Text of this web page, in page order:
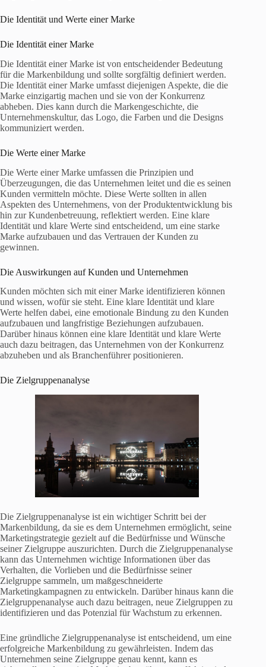
Die Identität und Werte einer Marke
Die Identität einer Marke
Die Identität einer Marke ist von entscheidender Bedeutung
für die Markenbildung und sollte sorgfältig definiert werden.
Die Identität einer Marke umfasst diejenigen Aspekte, die die
Marke einzigartig machen und sie von der Konkurrenz
abheben. Dies kann durch die Markengeschichte, die
Unternehmenskultur, das Logo, die Farben und die Designs
kommuniziert werden.
Die Werte einer Marke
Die Werte einer Marke umfassen die Prinzipien und
Überzeugungen, die das Unternehmen leitet und die es seinen
Kunden vermitteln möchte. Diese Werte sollten in allen
Aspekten des Unternehmens, von der Produktentwicklung bis
hin zur Kundenbetreuung, reflektiert werden. Eine klare
Identität und klare Werte sind entscheidend, um eine starke
Marke aufzubauen und das Vertrauen der Kunden zu
gewinnen.
Die Auswirkungen auf Kunden und Unternehmen
Kunden möchten sich mit einer Marke identifizieren können
und wissen, wofür sie steht. Eine klare Identität und klare
Werte helfen dabei, eine emotionale Bindung zu den Kunden
aufzubauen und langfristige Beziehungen aufzubauen.
Darüber hinaus können eine klare Identität und klare Werte
auch dazu beitragen, das Unternehmen von der Konkurrenz
abzuheben und als Branchenführer positionieren.
Die Zielgruppenanalyse
Die Zielgruppenanalyse ist ein wichtiger Schritt bei der
Markenbildung, da sie es dem Unternehmen ermöglicht, seine
Marketingstrategie gezielt auf die Bedürfnisse und Wünsche
seiner Zielgruppe auszurichten. Durch die Zielgruppenanalyse
kann das Unternehmen wichtige Informationen über das
Verhalten, die Vorlieben und die Bedürfnisse seiner
Zielgruppe sammeln, um maßgeschneiderte
Marketingkampagnen zu entwickeln. Darüber hinaus kann die
Zielgruppenanalyse auch dazu beitragen, neue Zielgruppen zu
identifizieren und das Potenzial für Wachstum zu erkennen.
Eine gründliche Zielgruppenanalyse ist entscheidend, um eine
erfolgreiche Markenbildung zu gewährleisten. Indem das
Unternehmen seine Zielgruppe genau kennt, kann es